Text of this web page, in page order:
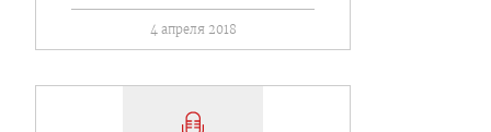
4 апреля 2018